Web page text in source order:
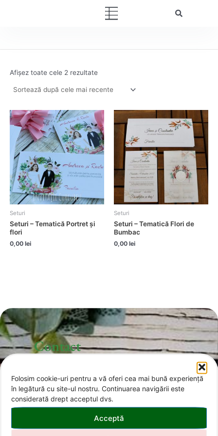
Folosim cookie-uri pentru a vă oferi cea mai bună experiență
în legătură cu site-ul nostru. Continuarea navigării este
considerată drept acceptul dvs.
Acceptă
Menu
Afișez toate cele 2 rezultate
după
cele
mai
Seturi
Seturi – Tematică Portret și
flori
0,00 lei
Seturi
Seturi – Tematică Flori de
Bumbac
0,00 lei
Contact
office@invitatii-curcubeu.ro
0743 374 985